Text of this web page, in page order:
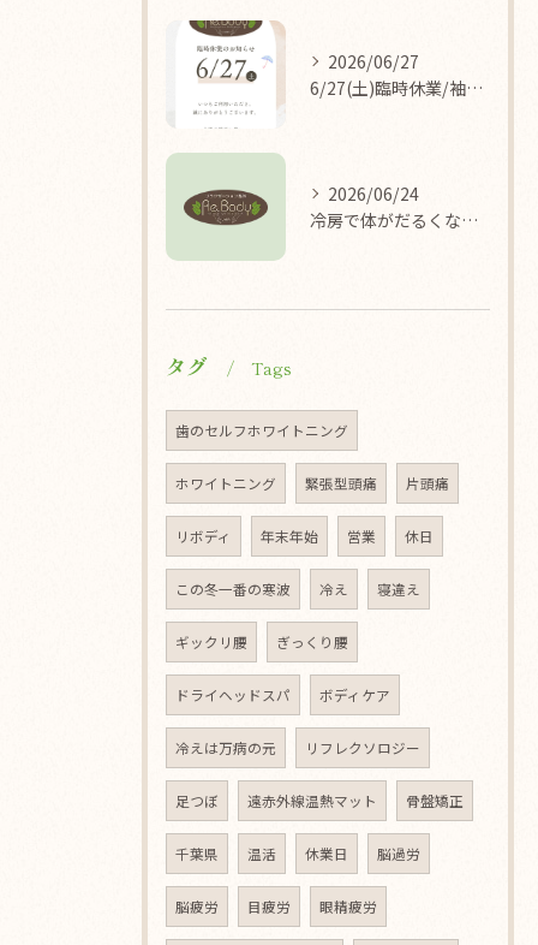
2026/06/27
6/27(土)臨時休業/袖ケ浦/リラクゼーション整体Re.Body
2026/06/24
冷房で体がだるくなる理由/袖ケ浦/リラクゼーション整体Re.Body
タグ Tags
歯のセルフホワイトニング
ホワイトニング 緊張型頭痛 片頭痛
リボディ 年末年始 営業 休日
この冬一番の寒波 冷え 寝違え
ギックリ腰 ぎっくり腰
ドライヘッドスパ ボディケア
冷えは万病の元 リフレクソロジー
足つぼ 遠赤外線温熱マット 骨盤矯正
千葉県 温活 休業日 脳過労
脳疲労 目疲労 眼精疲労